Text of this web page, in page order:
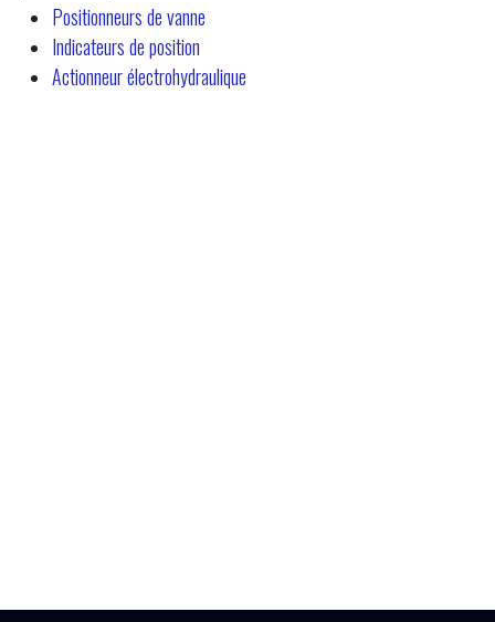
Positionneurs de vanne
Indicateurs de position
Actionneur électrohydraulique